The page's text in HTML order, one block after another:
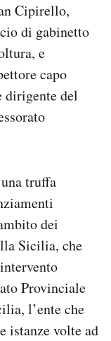
Cipirello,
di gabinetto
e
capo
dirigente del
truffa
dei
Sicilia, che
Provinciale
l’ente che
istanze volte ad